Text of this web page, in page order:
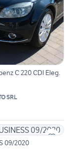
C 220 CDI Eleg.
SRL
09/2020